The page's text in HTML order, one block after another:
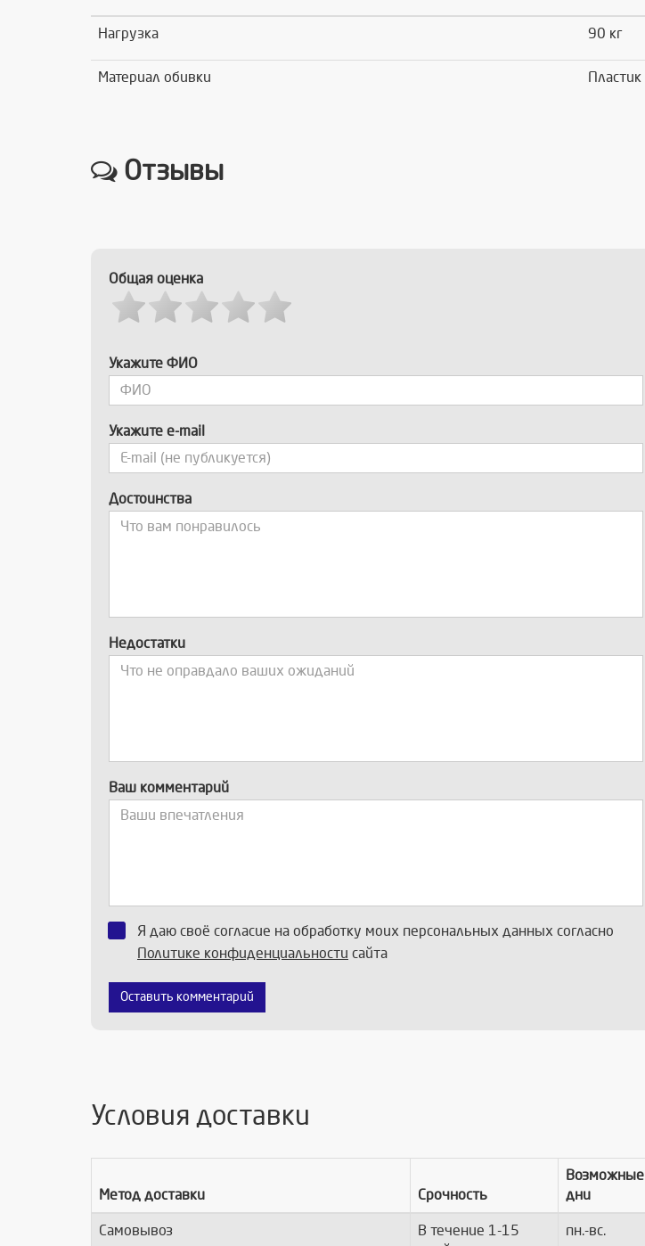
Нагрузка 90 кг
Материал обивки Пластик
Отзывы
Общая оценка
Укажите ФИО
Укажите e-mail
Достоинства
Недостатки
Ваш комментарий
Я даю своё согласие на обработку моих персональных данных согласно
Политике конфиденциальности сайта
Оставить комментарий
Условия доставки
Метод доставки Срочность
Возможные
дни
Самовывоз
В течение 1-15
пн.-вс.